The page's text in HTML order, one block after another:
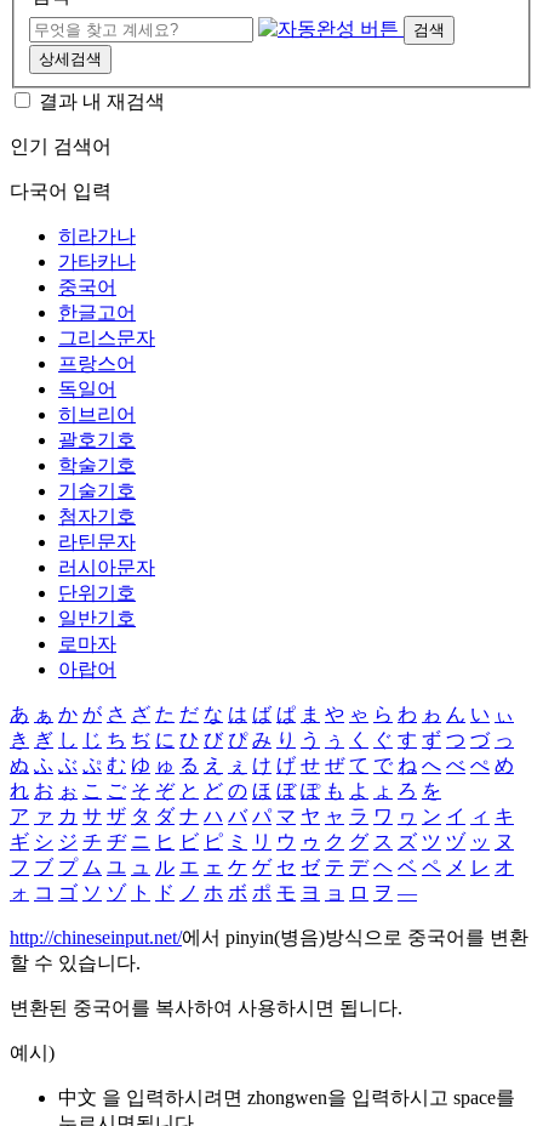
검색
상세검색
결과 내 재검색
인기 검색어
다국어 입력
히라가나
가타카나
중국어
한글고어
그리스문자
프랑스어
독일어
히브리어
괄호기호
학술기호
기술기호
첨자기호
라틴문자
러시아문자
단위기호
일반기호
로마자
아랍어
あ ぁ か が さ ざ た だ な は ば ぱ ま や ゃ ら わ ゎ ん い ぃ
き ぎ し じ ち ぢ に ひ び ぴ み り う ぅ く ぐ す ず つ づ っ
ぬ ふ ぶ ぷ む ゆ ゅ る え ぇ け げ せ ぜ て で ね へ べ ぺ め
れ お ぉ こ ご そ ぞ と ど の ほ ぼ ぽ も よ ょ ろ を
ア ァ カ サ ザ タ ダ ナ ハ バ パ マ ヤ ャ ラ ワ ヮ ン イ ィ キ
ギ シ ジ チ ヂ ニ ヒ ビ ピ ミ リ ウ ゥ ク グ ス ズ ツ ヅ ッ ヌ
フ ブ プ ム ユ ュ ル エ ェ ケ ゲ セ ゼ テ デ ヘ ベ ペ メ レ オ
ォ コ ゴ ソ ゾ ト ド ノ ホ ボ ポ モ ヨ ョ ロ ヲ ―
http://chineseinput.net/에서 pinyin(병음)방식으로 중국어를 변환
할 수 있습니다.
변환된 중국어를 복사하여 사용하시면 됩니다.
예시)
中文 을 입력하시려면 zhongwen을 입력하시고 space를